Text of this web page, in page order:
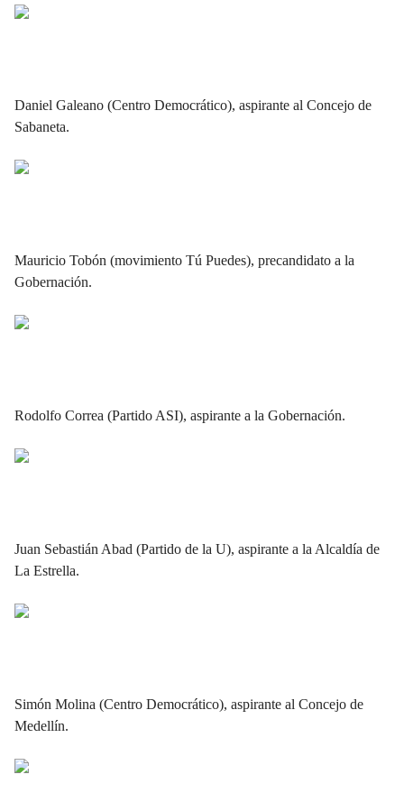
Daniel Galeano (Centro Democrático), aspirante al Concejo de
Sabaneta.
Mauricio Tobón (movimiento Tú Puedes), precandidato a la
Gobernación.
Rodolfo Correa (Partido ASI), aspirante a la Gobernación.
Juan Sebastián Abad (Partido de la U), aspirante a la Alcaldía de
La Estrella.
Simón Molina (Centro Democrático), aspirante al Concejo de
Medellín.